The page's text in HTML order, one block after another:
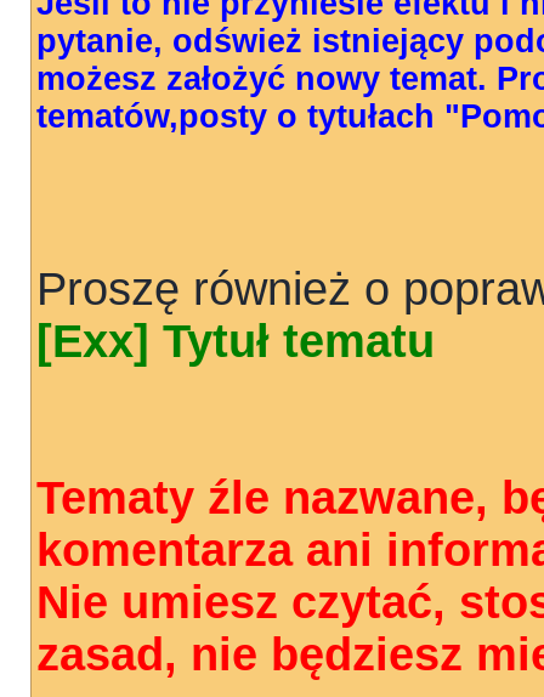
pytanie, odśwież istniejący
możesz założyć nowy temat.
tematów,posty o tytułach
Proszę również o
[Exx] Tytuł tematu
Tematy źle nazwane,
komentarza ani
Nie umiesz czytać,
zasad, nie będziesz